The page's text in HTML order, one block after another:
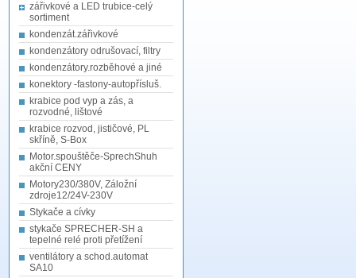
zářivkové a LED trubice-celý
sortiment
kondenzát.zářivkové
kondenzátory odrušovací, filtry
kondenzátory.rozběhové a jiné
konektory -fastony-autopřísluš.
krabice pod vyp a zás, a
rozvodné, lištové
krabice rozvod, jističové, PL
skříně, S-Box
Motor.spouštěče-SprechShuh
akční CENY
Motory230/380V, Záložní
zdroje12/24V-230V
Stykače a cívky
stykače SPRECHER-SH a
tepelné relé proti přetížení
ventilátory a schod.automat
SA10